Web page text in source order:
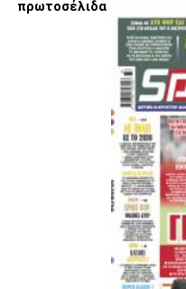
Εμείς είμαστε μόνο
Μόνο τα 4 γράμματα
ΚΑΝΕΝΑΣ δεν είναι πάνω
πρωτοσέλιδα